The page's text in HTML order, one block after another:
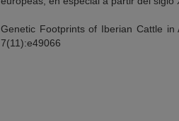
Genetic Footprints of Iberian Cattle
7(11):e49066